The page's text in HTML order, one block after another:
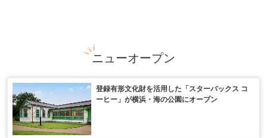
ニューオープン
登録有形文化財を活用した「スターバックス コ
ーヒー」が横浜・海の公園にオープン